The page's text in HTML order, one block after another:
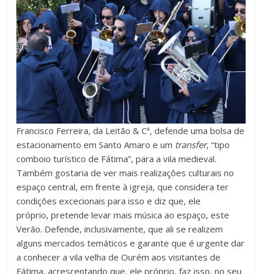
Francisco Ferreira, da Leitão & Cª, defende uma bolsa de
estacionamento em Santo Amaro e um transfer, “tipo
comboio turístico de Fátima”, para a vila medieval.
Também gostaria de ver mais realizações culturais no
espaço central, em frente à igreja, que considera ter
condições excecionais para isso e diz que, ele
próprio, pretende levar mais música ao espaço, este
Verão. Defende, inclusivamente, que ali se realizem
alguns mercados temáticos e garante que é urgente dar
a conhecer a vila velha de Ourém aos visitantes de
Fátima, acrescentando que, ele próprio, faz isso, no seu